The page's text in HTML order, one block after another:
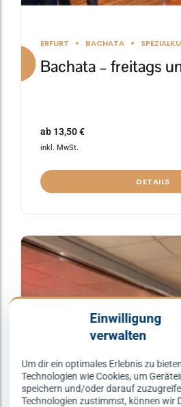
Einwilligung
verwalten
Um dir ein optimales Erlebnis zu
Technologien wie Cookies, um
speichern und/oder darauf
Technologien zustimmst, können wir
ERFURT BACHATA
Bachata – freitags
ab 13,50€
inkl. MwSt.
DETAILS
Dieses
Produkt
mehrere
Optionen
können
auf